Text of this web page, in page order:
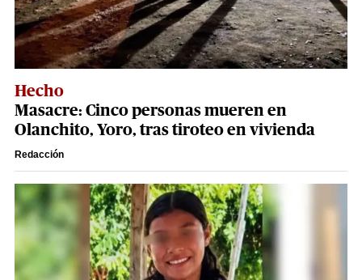
Hecho
Masacre: Cinco personas mueren en
Olanchito, Yoro, tras tiroteo en vivienda
Redacción